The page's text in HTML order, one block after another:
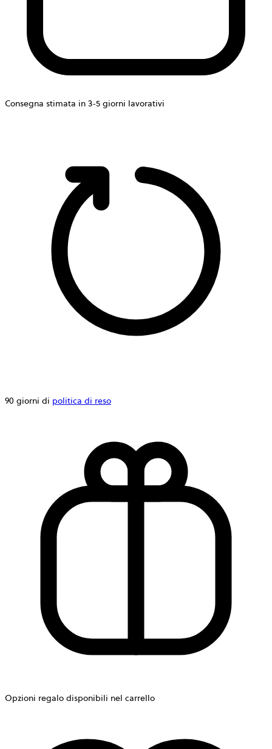
Consegna stimata in 3-5 giorni lavorativi
90 giorni di politica di reso
Opzioni regalo disponibili nel carrello